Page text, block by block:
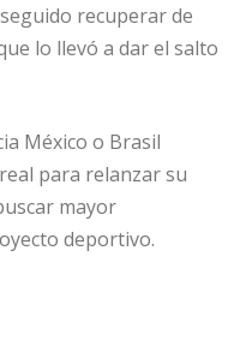
recuperar de
lo llevó a dar el salto
México o Brasil
para relanzar su
mayor
deportivo.